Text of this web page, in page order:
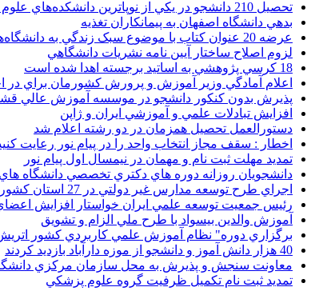
تحصيل 210 دانشجو در يکي از نوپاترين دانشکده‌هاي علوم پزشکي کشور
بدهي دانشگاه اصفهان به پيمانکاران تغذيه
عرضه 20 عنوان کتاب با موضوع سبک زندگي به دانشگاه‌ها
لزوم اصلاح ساختار آيين نامه نشريات دانشگاهي
18 کرسي پژوهشي به اساتيد برجسته اهدا شده است
اعلام آمادگي وزير آموزش و پرورش کشورمان براي در
پذيرش بدون کنکور دانشجو در موسسه آموزش عالي
افزايش تبادلات علمي و آموزشي ايران و ژاپن
دستورالعمل تحصیل همزمان در دو رشته اعلام شد
اخطار : سقف مجاز انتخاب واحد را در پیام نور رعایت
تمدید مهلت ثبت نام و مهمان در نیمسال اول پیام نور
دانشجويان روزانه دوره هاي دكتري تخصصي دانشگاه
اجراي طرح توسعه مدارس غير دولتي در 27 استان کشور
رئيس جمعيت توسعه علمي ايران خواستار افزايش
آموزش والدين بيسواد با طرح ملي الزام و تشويق
برگزاري دوره" نظام آموزش علمي كاربردي كشور
40 هزار دانش آموز و دانشجو از موزه دارآباد بازديد کردند
معاونت سنجش و پذيرش به محل سازمان مرکزي دانشگاه
تمديد ثبت نام تکميل ظرفيت گروه علوم پزشکي